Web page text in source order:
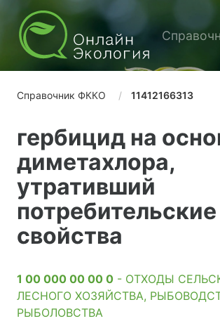
Справочник ФККО 11412166313
гербицид на
диметахлора,
утративший
потребительские
свойства
1 00 000 00 00 0 - ОТХОДЫ
ЛЕСНОГО ХОЗЯЙСТВА,
РЫБОЛОВСТВА